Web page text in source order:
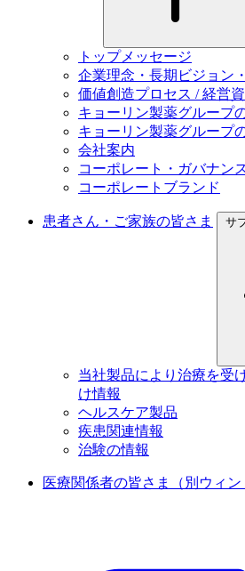
トップメッセージ
企業理念・長期ビジョン
価値創造プロセス / 経営
キョーリン製薬グループ
キョーリン製薬グループ
会社案内
コーポレート・ガバナン
コーポレートブランド
患者さん・ご家族の皆さま サ
当社製品により治療を受
け情報
ヘルスケア製品
疾患関連情報
治験の情報
医療関係者の皆さま （別ウィ